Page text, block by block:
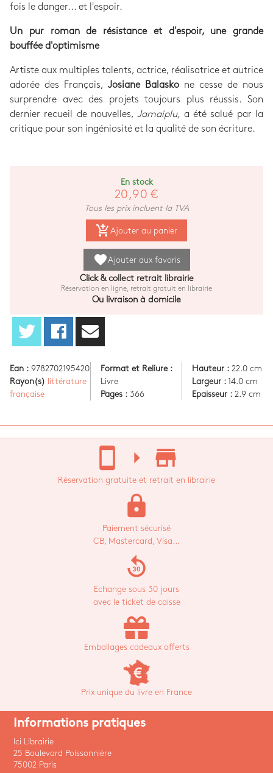
fois le danger... et l'espoir.
Un pur roman de résistance et d'espoir, une grande
bouffée d'optimisme
Artiste aux multiples talents, actrice, réalisatrice et autrice
adorée des Français, Josiane Balasko ne cesse de nous
surprendre avec des projets toujours plus réussis. Son
dernier recueil de nouvelles,Jamaiplu, a été salué par la
critique pour son ingéniosité et la qualité de son écriture.
En stock
20,90 €
Tous les prix incluent la TVA
add_shopping_cart Ajouter au panier
favoriteAjouter aux favoris
Click & collect retrait librairie
Réservation en ligne, retrait gratuit en librairie
Ou livraison à domicile
Ean : 9782702195420
Rayon(s)
littérature
française
Format et Reliure :
Livre
Pages : 366
Hauteur :22.0 cm
Largeur :14.0 cm
Epaisseur :2.9 cm
stay_current_portrait arrow_right store_mall_directory
Réservation gratuite et retrait en librairie
lock
Paiement sécurisé
CB, Mastercard, Visa...
replay_30
Echange sous 30 jours
avec le ticket de caisse
Emballages cadeaux offerts
Prix unique du livre en France
Informations pratiques
Ici Librairie
25 Boulevard Poissonnière
75002 Paris